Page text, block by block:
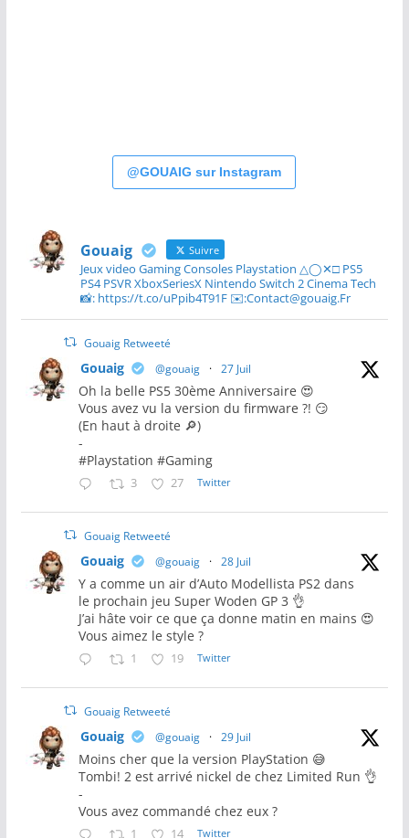
@GOUAIG sur Instagram
Gouaig Suivre
Jeux video Gaming Consoles Playstation △◯✕□ PS5
PS4 PSVR XboxSeriesX Nintendo Switch 2 Cinema Tech
📸: https://t.co/uPpib4T91F ✉️:Contact@gouaig.Fr
Gouaig Retweeté
Gouaig @gouaig · 27 Juil
Oh la belle PS5 30ème Anniversaire 😍
Vous avez vu la version du firmware ?! 😏
(En haut à droite 🔎)
-
#Playstation #Gaming
3 27 Twitter
Gouaig Retweeté
Gouaig @gouaig · 28 Juil
Y a comme un air d’Auto Modellista PS2 dans
le prochain jeu Super Woden GP 3 👌
J’ai hâte voir ce que ça donne matin en mains 😍
Vous aimez le style ?
1 19 Twitter
Gouaig Retweeté
Gouaig @gouaig · 29 Juil
Moins cher que la version PlayStation 😅
Tombi! 2 est arrivé nickel de chez Limited Run 👌
-
Vous avez commandé chez eux ?
1 14 Twitter